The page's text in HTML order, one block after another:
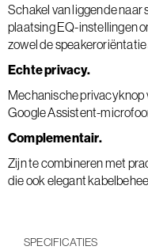
Schakel van liggende
plaatsing EQ-instellingen
zowel de
Echte privacy.
Mechanische
Google Assistent-
Complementair.
Zijn te combineren met
die ook elegant
SPECIFICATIES